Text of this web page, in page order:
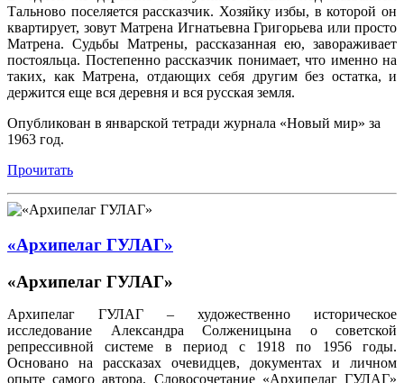
Тальново поселяется рассказчик. Хозяйку избы, в которой он
квартирует, зовут Матрена Игнатьевна Григорьева или просто
Матрена. Судьбы Матрены, рассказанная ею, завораживает
постояльца. Постепенно рассказчик понимает, что именно на
таких, как Матрена, отдающих себя другим без остатка, и
держится еще вся деревня и вся русская земля.
Опубликован в январской тетради журнала «Новый мир» за
1963 год.
Прочитать
«Архипелаг ГУЛАГ»
«Архипелаг ГУЛАГ»
Архипелаг ГУЛАГ – художественно историческое
исследование Александра Солженицына о советской
репрессивной системе в период с 1918 по 1956 годы.
Основано на рассказах очевидцев, документах и личном
опыте самого автора. Словосочетание «Архипелаг ГУЛАГ»